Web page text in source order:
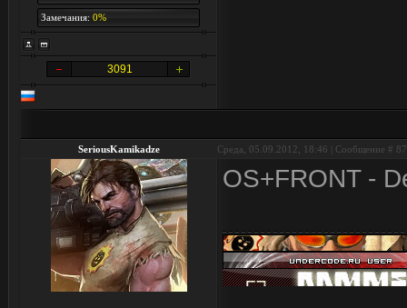
Замечания: 0%
3091
SeriousKamikadze Среда, 05.09.2012, 18:46 | Сообщение # 87
OS+FRONT -